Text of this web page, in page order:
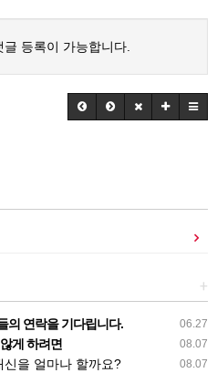
등록이 가능합니다.
+
06.27
의 연락을 기다립니다.
08.07
게 하려면
08.07
을 얼마나 할까요?